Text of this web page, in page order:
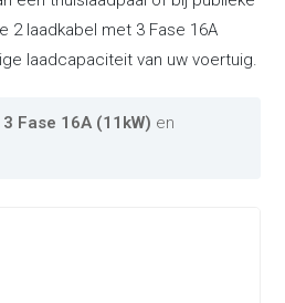
2 laadkabel met 3 Fase 16A
laadcapaciteit van uw voertuig.
3 Fase 16A (11kW) en